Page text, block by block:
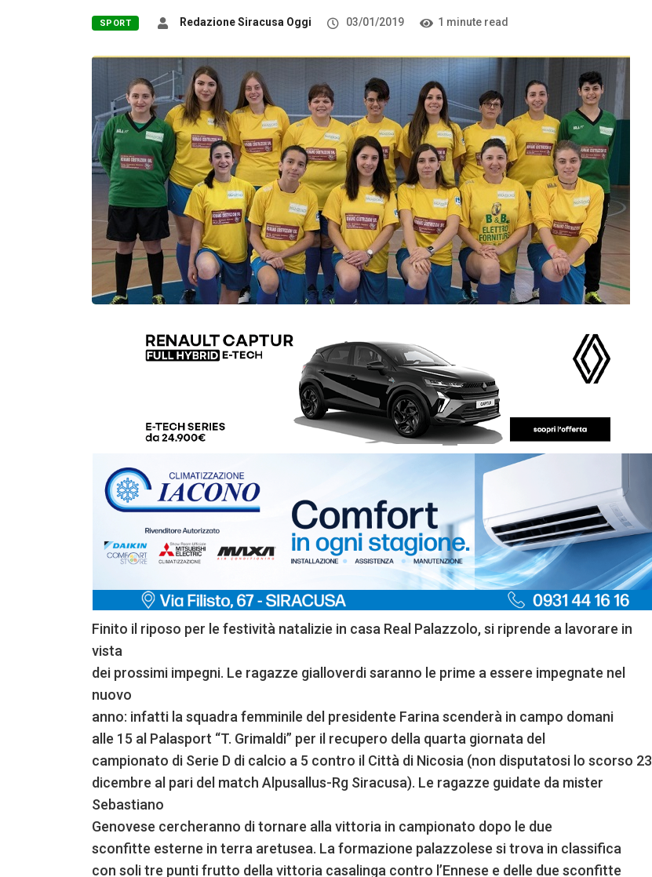
SPORT Redazione Siracusa Oggi 03/01/2019 1 minute read
Finito il riposo per le festività natalizie in casa Real Palazzolo, si riprende a lavorare in
vista
dei prossimi impegni. Le ragazze gialloverdi saranno le prime a essere impegnate nel
nuovo
anno: infatti la squadra femminile del presidente Farina scenderà in campo domani
alle 15 al Palasport “T. Grimaldi” per il recupero della quarta giornata del
campionato di Serie D di calcio a 5 contro il Città di Nicosia (non disputatosi lo scorso 23
dicembre al pari del match Alpusallus-Rg Siracusa). Le ragazze guidate da mister
Sebastiano
Genovese cercheranno di tornare alla vittoria in campionato dopo le due
sconfitte esterne in terra aretusea. La formazione palazzolese si trova in classifica
con soli tre punti frutto della vittoria casalinga contro l’Ennese e delle due sconfitte